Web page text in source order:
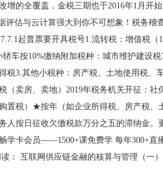
增的全覆盖，金税三期也于2016年1月开
据评估与云计算强大到你不可想象！税务稽查
起普票要开具税号1.流转税：增值税（1）增
按10%缴纳附加税种：城市维护建设税
3.其他小税种：房产税、土地使用税、车船
（卖房、卖地）2019年税务机关开征：
★按年（如企业所得税、房产税、
义务人按日征收欠缴税款万分之五的滞纳金
畅学卡会员——1500+课免费学 每年300+
： 互联网供应链金融的核算与管理（一）